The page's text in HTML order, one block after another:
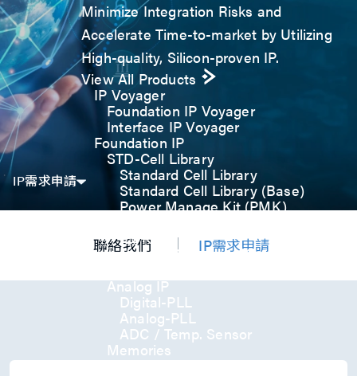
Minimize Integration Risks and
Accelerate Time-to-market by Utilizing
High-quality, Silicon-proven IP.
View All Products
IP Voyager
Foundation IP Voyager
Interface IP Voyager
Foundation IP
STD-Cell Library
Standard Cell Library
Standard Cell Library (Base)
Power Manage Kit (PMK)
(LPKT)
High Performance Kit (HPKT)
Analog IP
Digital-PLL
Analog-PLL
ADC / Temp. Sensor
Memories
Memory Compiler
IP需求申請
聯絡我們 IP需求申請